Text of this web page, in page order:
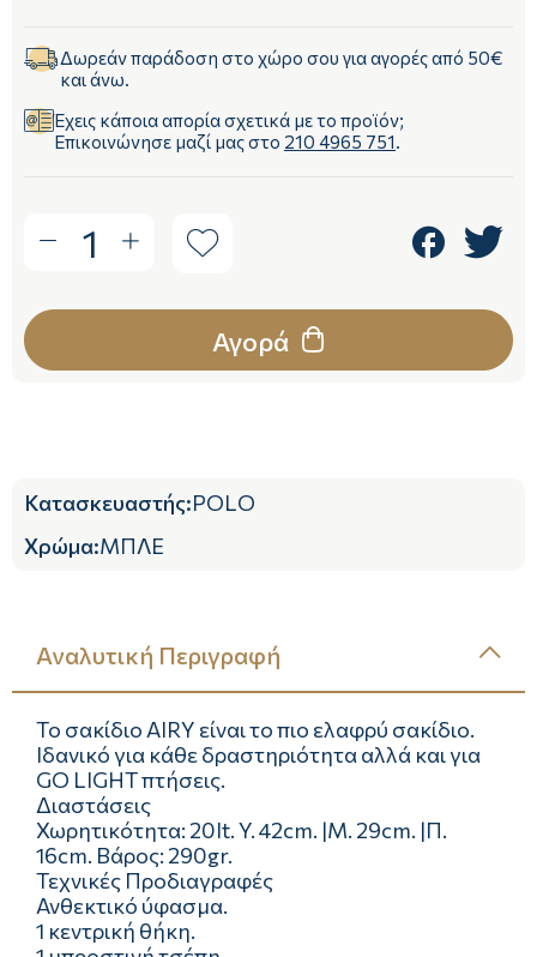
Δωρεάν παράδοση στο χώρο σου για αγορές από 50€
και άνω.
Έχεις κάποια απορία σχετικά με το προϊόν;
Επικοινώνησε μαζί μας στο 210 4965 751.
1
Αγορά
Κατασκευαστής:POLO
Χρώμα:ΜΠΛΕ
Αναλυτική Περιγραφή
Το σακίδιο AIRY είναι το πιο ελαφρύ σακίδιο.
Ιδανικό για κάθε δραστηριότητα αλλά και για
GO LIGHT πτήσεις.
Διαστάσεις
Χωρητικότητα: 20lt. Y. 42cm. |Μ. 29cm. |Π.
16cm. Βάρος: 290gr.
Τεχνικές Προδιαγραφές
Ανθεκτικό ύφασμα.
1 κεντρική θήκη.